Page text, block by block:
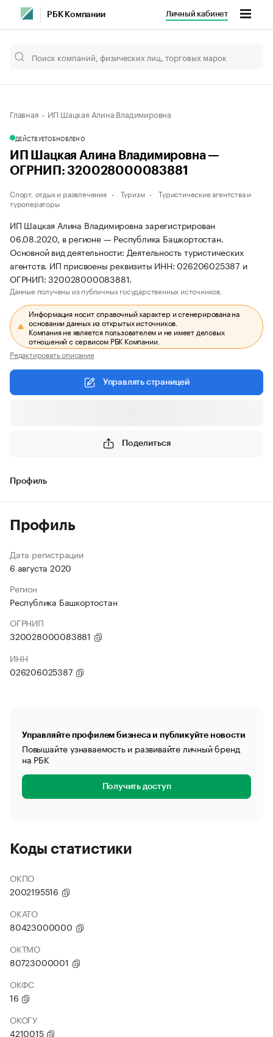
РБК Компании Личный кабинет
Главная ИП Шацкая Алина Владимировна
ДЕЙСТВУЕТОБНОВЛЕНО
ИП Шацкая Алина Владимировна —
ОГРНИП: 320028000083881
Спорт, отдых и развлечения Туризм
Туристические агентства и
туроператоры
ИП Шацкая Алина Владимировна зарегистрирован
06.08.2020, в регионе — Республика Башкортостан.
Основной вид деятельности: Деятельность туристических
агентств. ИП присвоены реквизиты ИНН: 026206025387 и
ОГРНИП: 320028000083881.
Данные получены из публичных государственных источников.
Информация носит справочный характер и сгенерирована на
основании данных из открытых источников.
Компания не является пользователем и не имеет деловых
отношений с сервисом РБК Компании.
Редактировать описание
Управлять страницей
Поделиться
Профиль
Профиль
Дата регистрации
6 августа 2020
Регион
Республика Башкортостан
ОГРНИП
320028000083881
ИНН
026206025387
Управляйте профилем бизнеса и публикуйте новости
Повышайте узнаваемость и развивайте личный бренд
на РБК
Получить доступ
Коды статистики
ОКПО
2002195516
ОКАТО
80423000000
ОКТМО
80723000001
ОКФС
16
ОКОГУ
4210015